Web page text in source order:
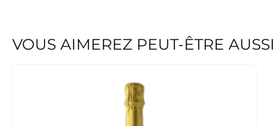
VOUS AIMEREZ PEUT-ÊTRE